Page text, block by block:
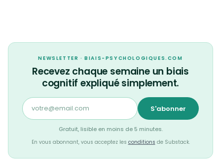
NEWSLETTER · BIAIS-PSYCHOLOGIQUES.COM
Recevez chaque semaine un biais
cognitif expliqué simplement.
S'abonner
Gratuit, lisible en moins de 5 minutes.
En vous abonnant, vous acceptez les conditions de Substack.